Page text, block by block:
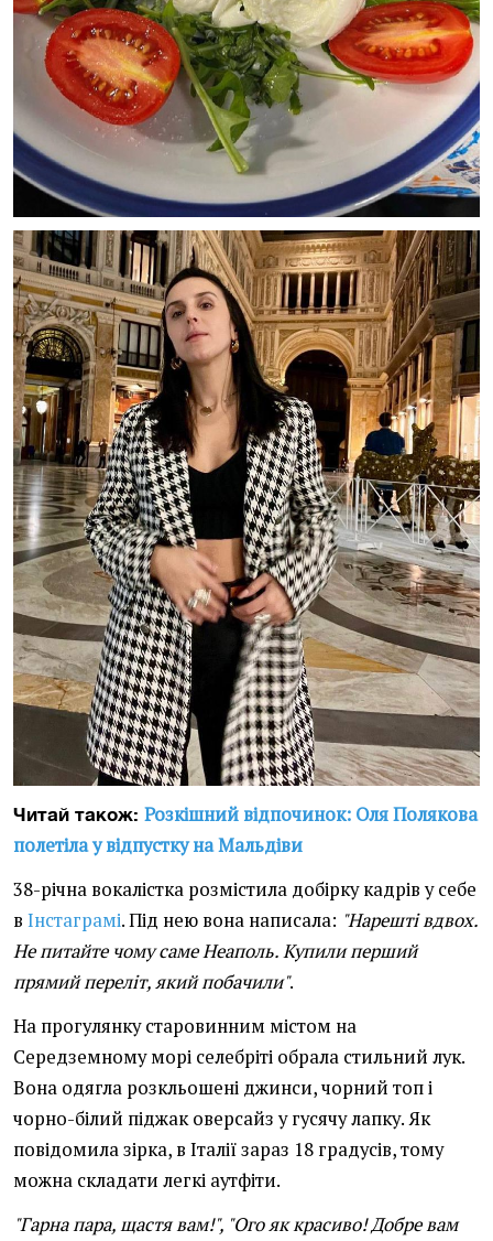
Читай також: Розкішний відпочинок: Оля Полякова
полетіла у відпустку на Мальдіви
38-річна вокалістка розмістила добірку кадрів у себе
в Інстаграмі. Під нею вона написала: "Нарешті вдвох.
Не питайте чому саме Неаполь. Купили перший
прямий переліт, який побачили".
На прогулянку старовинним містом на
Середземному морі селебріті обрала стильний лук.
Вона одягла розкльошені джинси, чорний топ і
чорно-білий піджак оверсайз у гусячу лапку. Як
повідомила зірка, в Італії зараз 18 градусів, тому
можна складати легкі аутфіти.
"Гарна пара, щастя вам!", "Ого як красиво! Добре вам